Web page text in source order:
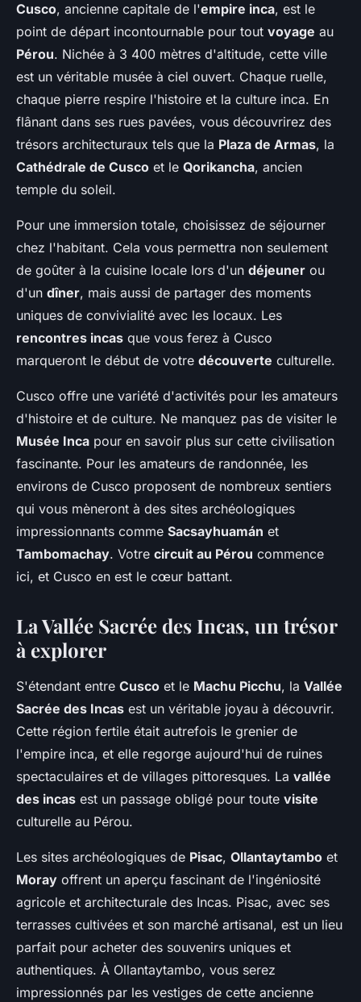
Cusco, ancienne capitale de l'empire inca, est le
point de départ incontournable pour tout voyage au
Pérou. Nichée à 3 400 mètres d'altitude, cette ville
est un véritable musée à ciel ouvert. Chaque ruelle,
chaque pierre respire l'histoire et la culture inca. En
flânant dans ses rues pavées, vous découvrirez des
trésors architecturaux tels que la Plaza de Armas, la
Cathédrale de Cusco et le Qorikancha, ancien
temple du soleil.
Pour une immersion totale, choisissez de séjourner
chez l'habitant. Cela vous permettra non seulement
de goûter à la cuisine locale lors d'un déjeuner ou
d'un dîner, mais aussi de partager des moments
uniques de convivialité avec les locaux. Les
rencontres incas que vous ferez à Cusco
marqueront le début de votre découverte culturelle.
Cusco offre une variété d'activités pour les amateurs
d'histoire et de culture. Ne manquez pas de visiter le
Musée Inca pour en savoir plus sur cette civilisation
fascinante. Pour les amateurs de randonnée, les
environs de Cusco proposent de nombreux sentiers
qui vous mèneront à des sites archéologiques
impressionnants comme Sacsayhuamán et
Tambomachay. Votre circuit au Pérou commence
ici, et Cusco en est le cœur battant.
La Vallée Sacrée des Incas, un trésor
à explorer
S'étendant entre Cusco et le Machu Picchu, la Vallée
Sacrée des Incas est un véritable joyau à découvrir.
Cette région fertile était autrefois le grenier de
l'empire inca, et elle regorge aujourd'hui de ruines
spectaculaires et de villages pittoresques. La vallée
des incas est un passage obligé pour toute visite
culturelle au Pérou.
Les sites archéologiques de Pisac, Ollantaytambo et
Moray offrent un aperçu fascinant de l'ingéniosité
agricole et architecturale des Incas. Pisac, avec ses
terrasses cultivées et son marché artisanal, est un lieu
parfait pour acheter des souvenirs uniques et
authentiques. À Ollantaytambo, vous serez
impressionnés par les vestiges de cette ancienne